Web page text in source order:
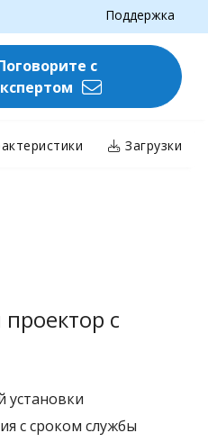
Поддержка
с
Загрузки
с
установки
с сроком службы